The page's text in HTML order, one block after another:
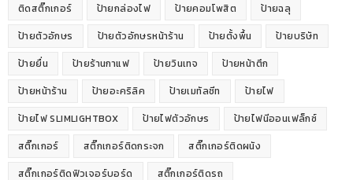
ติดสติ๊กเกอร์
ป้ายกล่องไฟ ป้ายคอมโพสิต
ป้ายฉลุ
ป้ายตัวอักษร
ป้ายตัวอักษรหน้าร้าน ป้ายตั้งพื้น
ป้ายบริษัท
ป้ายยื่น
ป้ายร้านกาแฟ ป้ายวินเทจ
ป้ายหน้าตึก
ป้ายหน้าร้าน
ป้ายอะคริลิค ป้ายเมทัลชีท
ป้ายไฟ
ป้ายไฟ SLIMLIGHTBOX
ป้ายไฟตัวอักษร
ป้ายไฟนีออนเฟล็กซ์
สติ๊กเกอร์
สติ๊กเกอร์ติดกระจก
สติ๊กเกอร์ติดผนัง
สติ๊กเกอร์ติดฟิวเจอร์บอร์ด
สติ๊กเกอร์ติดรถ